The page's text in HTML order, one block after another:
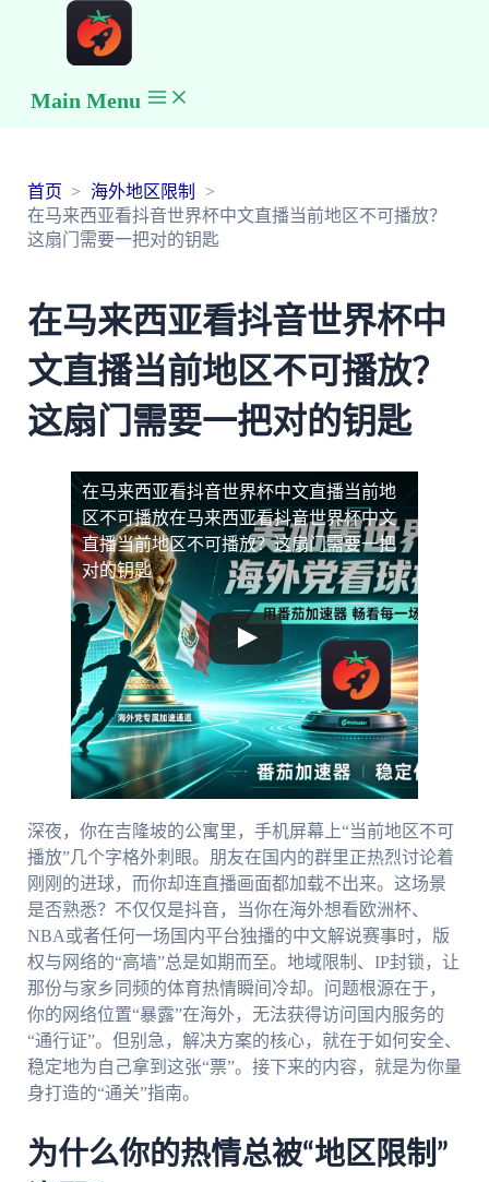
Main Menu
首页
海外地区限制
在马来西亚看抖音世界杯中文直播当前地区不可播放？
这扇门需要一把对的钥匙
在马来西亚看抖音世界杯中
文直播当前地区不可播放？
这扇门需要一把对的钥匙
在马来西亚看抖音世界杯中文直播当前地
区不可播放在马来西亚看抖音世界杯中文
直播当前地区不可播放？这扇门需要一把
对的钥匙
深夜，你在吉隆坡的公寓里，手机屏幕上“当前地区不可
播放”几个字格外刺眼。朋友在国内的群里正热烈讨论着
刚刚的进球，而你却连直播画面都加载不出来。这场景
是否熟悉？不仅仅是抖音，当你在海外想看欧洲杯、
NBA或者任何一场国内平台独播的中文解说赛事时，版
权与网络的“高墙”总是如期而至。地域限制、IP封锁，让
那份与家乡同频的体育热情瞬间冷却。问题根源在于，
你的网络位置“暴露”在海外，无法获得访问国内服务的
“通行证”。但别急，解决方案的核心，就在于如何安全、
稳定地为自己拿到这张“票”。接下来的内容，就是为你量
身打造的“通关”指南。
为什么你的热情总被“地区限制”